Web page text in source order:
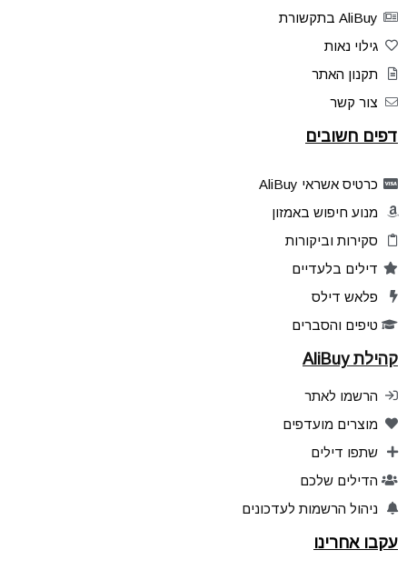
AliBuy בתקשורת
גילוי נאות
תקנון האתר
צור קשר
דפים חשובים
כרטיס אשראי AliBuy
מנוע חיפוש באמזון
סקירות וביקורות
דילים בלעדיים
פלאש דילס
טיפים והסברים
קהילת AliBuy
הרשמו לאתר
מוצרים מועדפים
שתפו דילים
הדילים שלכם
ניהול הרשמות לעדכונים
עקבו אחרינו